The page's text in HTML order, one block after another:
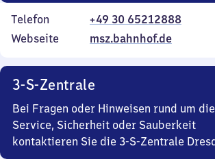
Telefon
+49 30 65212888
Webseite
msz.bahnhof.de
3-S-Zentrale
Bei Fragen oder Hinweisen rund um
Service, Sicherheit oder Sauberkeit
kontaktieren Sie die 3-S-Zentrale